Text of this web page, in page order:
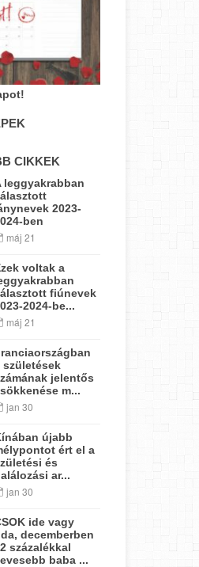
CIKKEK
leggyakrabban
2023-
ben
máj 21
voltak a
fiúnevek
2024-be...
máj 21
születések
jelentős
m...
jan 30
újabb
ért el a
és
ar...
jan 30
ide vagy
decemberben
százalékkal
baba ...